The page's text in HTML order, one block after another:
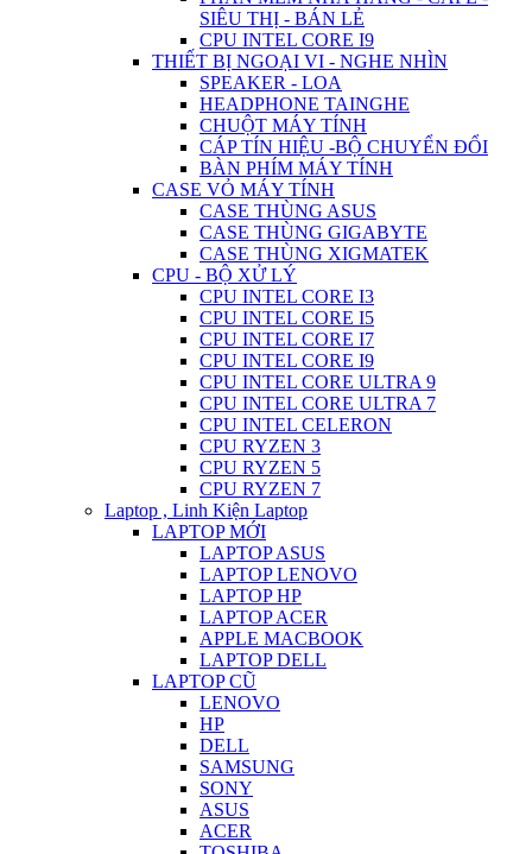
SIÊU THỊ - BÁN LẺ
CPU INTEL CORE I9
THIẾT BỊ NGOẠI VI - NGHE NHÌN
SPEAKER - LOA
HEADPHONE TAINGHE
CHUỘT MÁY TÍNH
CÁP TÍN HIỆU -BỘ CHUYỂN ĐỔI
BÀN PHÍM MÁY TÍNH
CASE VỎ MÁY TÍNH
CASE THÙNG ASUS
CASE THÙNG GIGABYTE
CASE THÙNG XIGMATEK
CPU - BỘ XỬ LÝ
CPU INTEL CORE I3
CPU INTEL CORE I5
CPU INTEL CORE I7
CPU INTEL CORE I9
CPU INTEL CORE ULTRA 9
CPU INTEL CORE ULTRA 7
CPU INTEL CELERON
CPU RYZEN 3
CPU RYZEN 5
CPU RYZEN 7
Laptop , Linh Kiện Laptop
LAPTOP MỚI
LAPTOP ASUS
LAPTOP LENOVO
LAPTOP HP
LAPTOP ACER
APPLE MACBOOK
LAPTOP DELL
LAPTOP CŨ
LENOVO
HP
DELL
SAMSUNG
SONY
ASUS
ACER